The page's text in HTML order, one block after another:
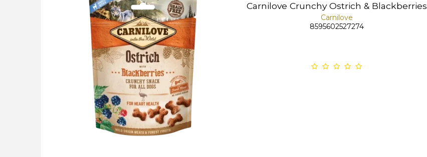
Carnilove Crunchy Ostrich & Blackberries
Carnilove
8595602527274